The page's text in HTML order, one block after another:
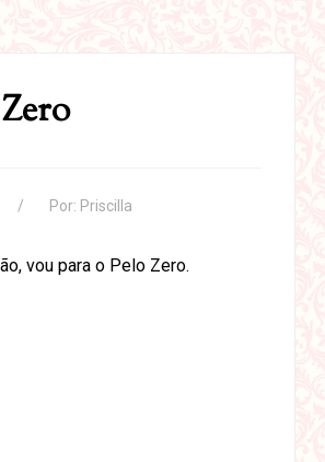
Por: Priscilla
vou para o Pelo Zero.